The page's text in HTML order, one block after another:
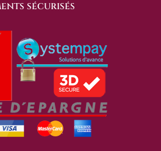
SÉCURISÉS